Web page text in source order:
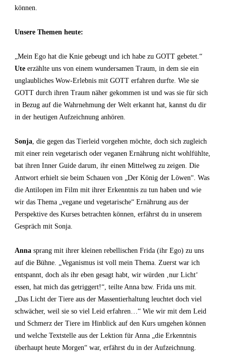
können.
Unsere Themen heute:
„Mein Ego hat die Knie gebeugt und ich habe zu GOTT gebetet.“
Ute erzählte uns von einem wundersamen Traum, in dem sie ein
unglaubliches Wow-Erlebnis mit GOTT erfahren durfte. Wie sie
GOTT durch ihren Traum näher gekommen ist und was sie für sich
in Bezug auf die Wahrnehmung der Welt erkannt hat, kannst du dir
in der heutigen Aufzeichnung anhören.
Sonja , die gegen das Tierleid vorgehen möchte, doch sich zugleich
mit einer rein vegetarisch oder veganen Ernährung nicht wohlfühlte,
bat ihren Inner Guide darum, ihr einen Mittelweg zu zeigen. Die
Antwort erhielt sie beim Schauen von „Der König der Löwen“. Was
die Antilopen im Film mit ihrer Erkenntnis zu tun haben und wie
wir das Thema „vegane und vegetarische“ Ernährung aus der
Perspektive des Kurses betrachten können, erfährst du in unserem
Gespräch mit Sonja.
Anna sprang mit ihrer kleinen rebellischen Frida (ihr Ego) zu uns
auf die Bühne. „Veganismus ist voll mein Thema. Zuerst war ich
entspannt, doch als ihr eben gesagt habt, wir würden ‚nur Licht‘
essen, hat mich das getriggert!“, teilte Anna bzw. Frida uns mit.
„Das Licht der Tiere aus der Massentierhaltung leuchtet doch viel
schwächer, weil sie so viel Leid erfahren…“ Wie wir mit dem Leid
und Schmerz der Tiere im Hinblick auf den Kurs umgehen können
und welche Textstelle aus der Lektion für Anna „die Erkenntnis
überhaupt heute Morgen“ war, erfährst du in der Aufzeichnung.